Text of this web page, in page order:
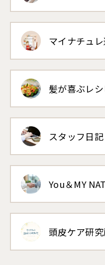
マイナチュ
髪が喜ぶレ
スタッフ日記
You＆MY
頭皮ケア研